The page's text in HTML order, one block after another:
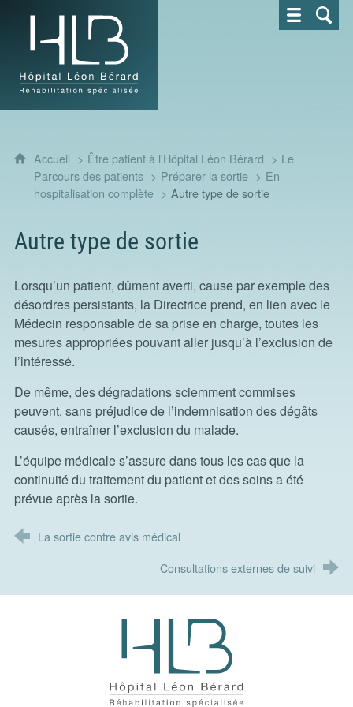
Hôpital Léon Bérard - Réhabilitation spécialisée
Accueil Être patient à l'Hôpital Léon Bérard
Le
Parcours des patients
Préparer la sortie
En
hospitalisation complète
Autre type de sortie
Autre type de sortie
Lorsqu’un patient, dûment averti, cause par exemple des
désordres persistants, la Directrice prend, en lien avec le
Médecin responsable de sa prise en charge, toutes les
mesures appropriées pouvant aller jusqu’à l’exclusion de
l’intéressé.
De même, des dégradations sciemment commises
peuvent, sans préjudice de l’indemnisation des dégâts
causés, entraîner l’exclusion du malade.
L’équipe médicale s’assure dans tous les cas que la
continuité du traitement du patient et des soins a été
prévue après la sortie.
La sortie contre avis médical
Consultations externes de suivi
Hôpital Léon Bérard -